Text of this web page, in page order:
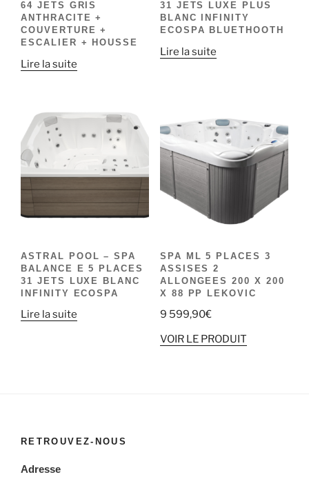
64 JETS GRIS
ANTHRACITE +
COUVERTURE +
ESCALIER + HOUSSE
Lire la suite
31 JETS LUXE PLUS
BLANC INFINITY
ECOSPA BLUETHOOTH
Lire la suite
ASTRAL POOL – SPA
BALANCE E 5 PLACES
31 JETS LUXE BLANC
INFINITY ECOSPA
Lire la suite
SPA ML 5 PLACES 3
ASSISES 2
ALLONGEES 200 X 200
X 88 PP LEKOVIC
9 599,90€
VOIR LE PRODUIT
RETROUVEZ-NOUS
Adresse